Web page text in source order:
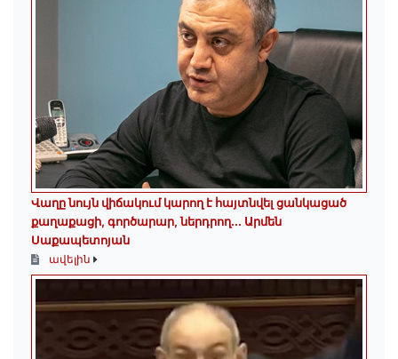
Վաղը նույն վիճակում կարող է հայտնվել ցանկացած
քաղաքացի, գործարար, ներդրող.․․ Արմեն
Սաքապետոյան
ավելին